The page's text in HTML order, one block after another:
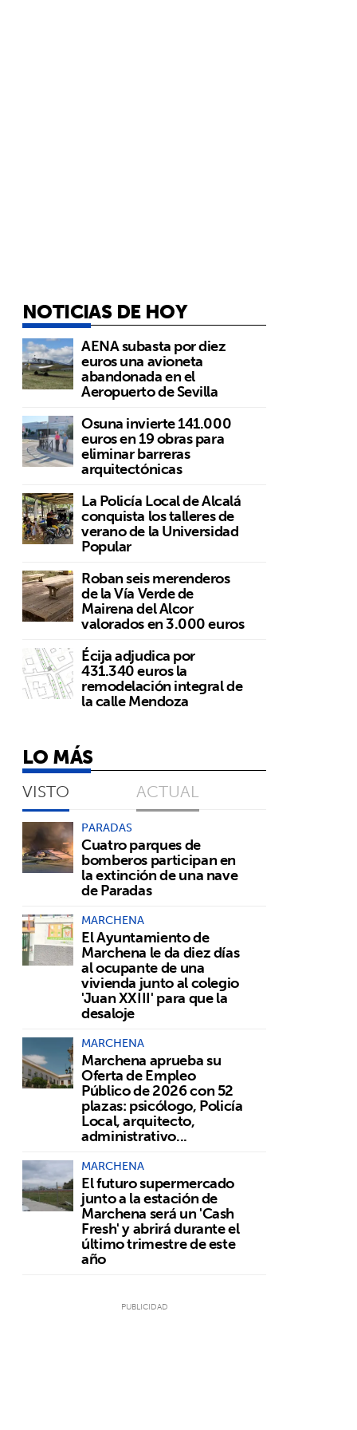
NOTICIAS DE HOY
AENA subasta por diez
euros una avioneta
abandonada en el
Aeropuerto de Sevilla
Osuna invierte 141.000
euros en 19 obras para
eliminar barreras
arquitectónicas
La Policía Local de Alcalá
conquista los talleres de
verano de la Universidad
Popular
Roban seis merenderos
de la Vía Verde de
Mairena del Alcor
valorados en 3.000 euros
Écija adjudica por
431.340 euros la
remodelación integral de
la calle Mendoza
LO MÁS
VISTO ACTUAL
PARADAS
Cuatro parques de
bomberos participan en
la extinción de una nave
de Paradas
MARCHENA
El Ayuntamiento de
Marchena le da diez días
al ocupante de una
vivienda junto al colegio
'Juan XXIII' para que la
desaloje
MARCHENA
Marchena aprueba su
Oferta de Empleo
Público de 2026 con 52
plazas: psicólogo, Policía
Local, arquitecto,
administrativo...
MARCHENA
El futuro supermercado
junto a la estación de
Marchena será un 'Cash
Fresh' y abrirá durante el
último trimestre de este
año